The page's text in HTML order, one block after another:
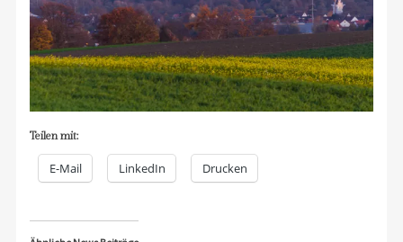
Teilen mit:
E-Mail LinkedIn Drucken